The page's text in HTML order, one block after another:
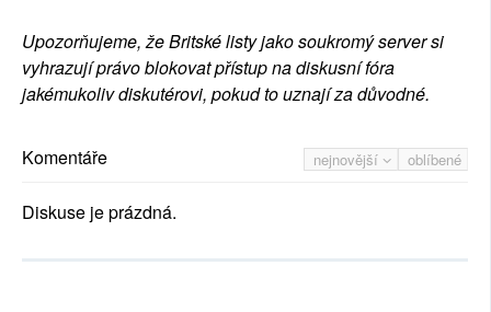
Upozorňujeme, že Britské listy jako soukromý server si
vyhrazují právo blokovat přístup na diskusní fóra
jakémukoliv diskutérovi, pokud to uznají za důvodné.
nejnovější oblíbené
Komentáře
Diskuse je prázdná.